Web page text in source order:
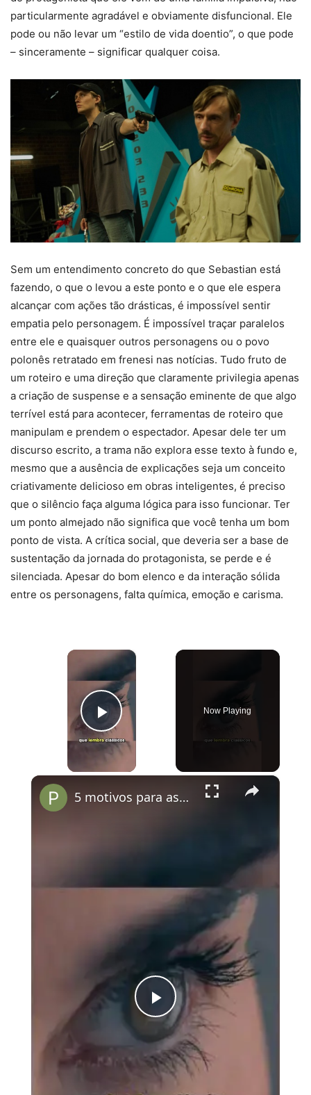
particularmente agradável e obviamente disfuncional. Ele
pode ou não levar um “estilo de vida doentio”, o que pode
– sinceramente – significar qualquer coisa.
Sem um entendimento concreto do que Sebastian está
fazendo, o que o levou a este ponto e o que ele espera
alcançar com ações tão drásticas, é impossível sentir
empatia pelo personagem. É impossível traçar paralelos
entre ele e quaisquer outros personagens ou o povo
polonês retratado em frenesi nas notícias. Tudo fruto de
um roteiro e uma direção que claramente privilegia apenas
a criação de suspense e a sensação eminente de que algo
terrível está para acontecer, ferramentas de roteiro que
manipulam e prendem o espectador. Apesar dele ter um
discurso escrito, a trama não explora esse texto à fundo e,
mesmo que a ausência de explicações seja um conceito
criativamente delicioso em obras inteligentes, é preciso
que o silêncio faça alguma lógica para isso funcionar. Ter
um ponto almejado não significa que você tenha um bom
ponto de vista. A crítica social, que deveria ser a base de
sustentação da jornada do protagonista, se perde e é
silenciada. Apesar do bom elenco e da interação sólida
entre os personagens, falta química, emoção e carisma.
×
Play Video
Now Playing
×
Play
Video
5 motivos para assistir A Substância